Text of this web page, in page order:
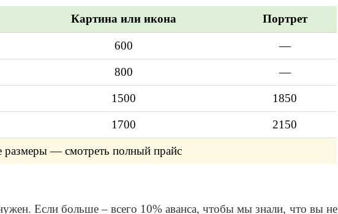
Картина или икона Портрет
600 —
800 —
1500 1850
1700 2150
размеры — смотреть полный прайс
Если больше – всего 10% аванса, чтобы мы знали, что вы не